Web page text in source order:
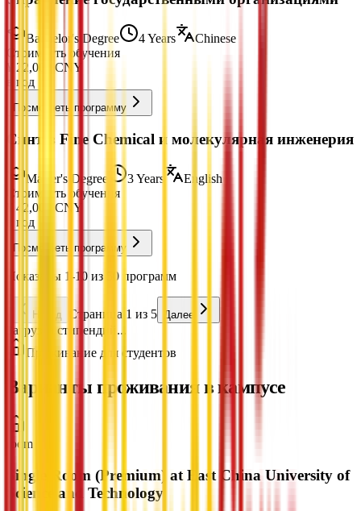
Bachelor's Degree 4 Years
Chinese
Стоимость обучения
¥ 22,000
CNY
в год
Посмотреть программу
Синтез Fine Chemical и молекулярная инженерия
Master's Degree 3 Years
English
Стоимость обучения
42,000
CNY
в год
Посмотреть программу
Показаны 1-10 из 50 программ
Назад Страница 1 из 5 Далее
Загрузка стипендий...
Проживание для студентов
Варианты проживания в кампусе
room
Single Room (Premium) at East China University of
Science and Technology